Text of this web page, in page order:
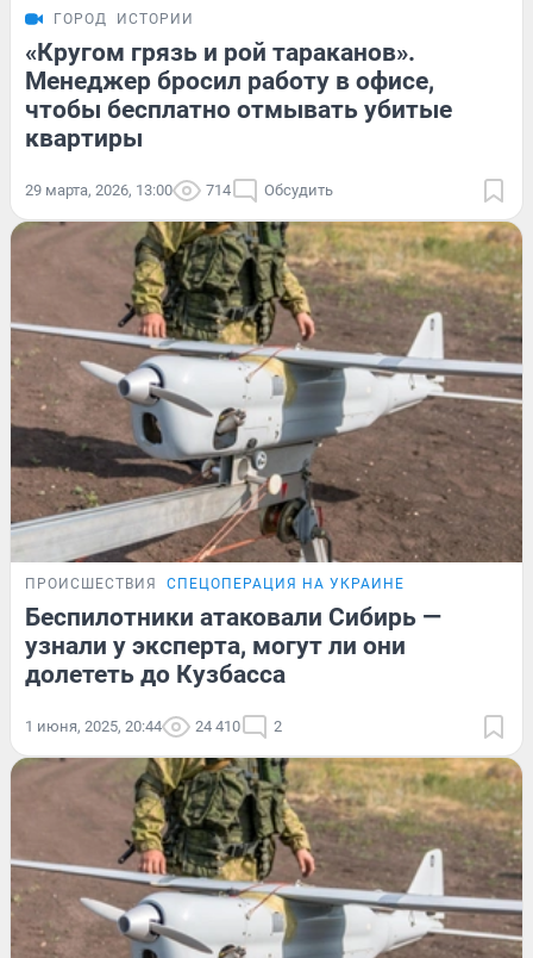
ГОРОД ИСТОРИИ
«Кругом грязь и рой тараканов».
Менеджер бросил работу в офисе,
чтобы бесплатно отмывать убитые
квартиры
29 марта, 2026, 13:00 714 Обсудить
ПРОИСШЕСТВИЯ СПЕЦОПЕРАЦИЯ НА УКРАИНЕ
Беспилотники атаковали Сибирь —
узнали у эксперта, могут ли они
долететь до Кузбасса
1 июня, 2025, 20:44 24 410 2